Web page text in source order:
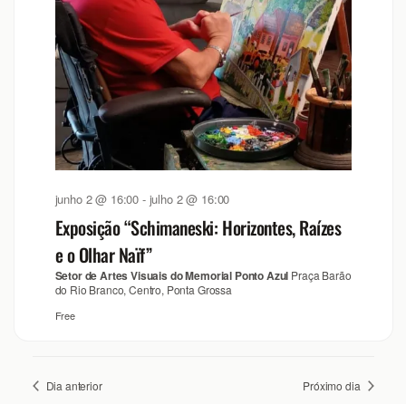
junho 2 @ 16:00 - julho 2 @ 16:00
Exposição “Schimaneski: Horizontes, Raízes
e o Olhar Naïf”
Setor de Artes Visuais do Memorial Ponto Azul Praça Barão
do Rio Branco, Centro, Ponta Grossa
Free
Dia anterior Próximo dia